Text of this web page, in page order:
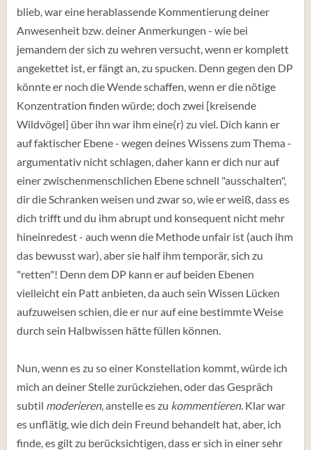
blieb, war eine herablassende Kommentierung deiner
Anwesenheit bzw. deiner Anmerkungen - wie bei
jemandem der sich zu wehren versucht, wenn er komplett
angekettet ist, er fängt an, zu spucken. Denn gegen den DP
könnte er noch die Wende schaffen, wenn er die nötige
Konzentration finden würde; doch zwei [kreisende
Wildvögel] über ihn war ihm eine(r) zu viel. Dich kann er
auf faktischer Ebene - wegen deines Wissens zum Thema -
argumentativ nicht schlagen, daher kann er dich nur auf
einer zwischenmenschlichen Ebene schnell "ausschalten",
dir die Schranken weisen und zwar so, wie er weiß, dass es
dich trifft und du ihm abrupt und konsequent nicht mehr
hineinredest - auch wenn die Methode unfair ist (auch ihm
das bewusst war), aber sie half ihm temporär, sich zu
"retten"! Denn dem DP kann er auf beiden Ebenen
vielleicht ein Patt anbieten, da auch sein Wissen Lücken
aufzuweisen schien, die er nur auf eine bestimmte Weise
durch sein Halbwissen hätte füllen können.
Nun, wenn es zu so einer Konstellation kommt, würde ich
mich an deiner Stelle zurückziehen, oder das Gespräch
subtil moderieren, anstelle es zu kommentieren. Klar war
es unflätig, wie dich dein Freund behandelt hat, aber, ich
finde, es gilt zu berücksichtigen, dass er sich in einer sehr